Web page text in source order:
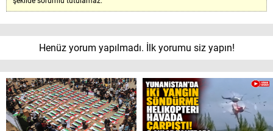
Henüz yorum yapılmadı. İlk yorumu siz yapın!